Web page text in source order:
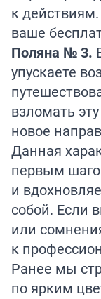
к
ваше
Поляна № 3.
упускаете
взломать
новое
Данная
первым
и
собой. Если
или
к
Ранее мы
по ярким